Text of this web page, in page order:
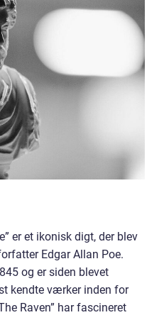
er et ikonisk digt, der blev
Edgar Allan Poe.
og er siden blevet
kendte værker inden for
Raven” har fascineret